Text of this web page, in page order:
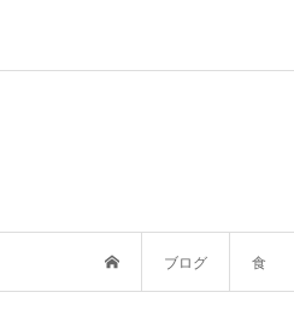
ブログ 食